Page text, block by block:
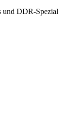
und DDR-Spezial